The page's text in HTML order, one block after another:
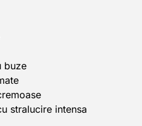
buze
stralucire intensa